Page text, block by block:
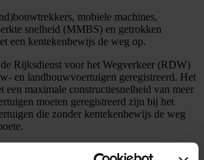
mobiele machines,
snelheid (MMBS) en getrokken
een kentekenbewijs de weg op.
Rijksdienst voor het Wegverkeer (RDW)
en landbouwvoertuigen geregistreerd. Het
een maximale constructiesnelheid van meer
moeten geregistreerd zijn bij het
die zonder kentekenbewijs de weg
aan